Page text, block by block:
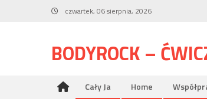
czwartek, 06 sierpnia, 2026
BODYROCK –
Cały Ja Home